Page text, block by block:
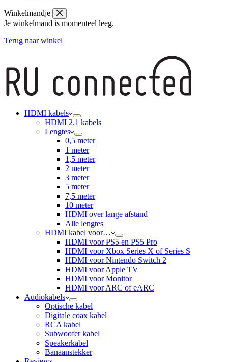
Winkelmandje
Je winkelmand is momenteel leeg.
Terug naar winkel
HDMI kabels
HDMI 2.1 kabels
Lengtes
0,5 meter
1 meter
1,5 meter
2 meter
3 meter
5 meter
7,5 meter
10 meter
HDMI over lange afstand
Alle lengtes
HDMI kabel voor…
HDMI voor PS5 en PS5 Pro
HDMI voor Xbox Series X of Series S
HDMI voor Nintendo Switch 2
HDMI voor Apple TV
HDMI voor Monitor
HDMI voor ARC of eARC
Audiokabels
Optische kabel
Digitale coax kabel
RCA kabel
Subwoofer kabel
Speakerkabel
Banaanstekker